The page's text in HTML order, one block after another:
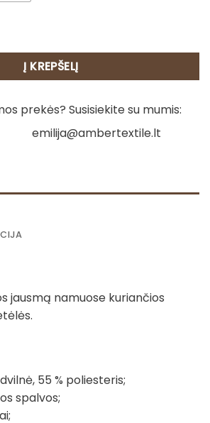
servetėlių rinkinys -
Į KREPŠELĮ
prekės? Susisiekite su mumis:
emilija@ambertextile.lt
jausmą namuose kuriančios
55 % poliesteris;
spalvos;